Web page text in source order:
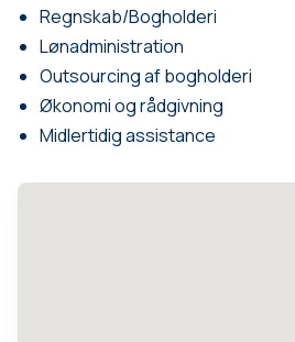
Regnskab/Bogholderi
Lønadministration
Outsourcing af bogholderi
Økonomi og rådgivning
Midlertidig assistance